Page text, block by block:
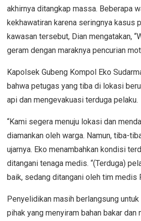
akhirnya ditangkap massa. Beberapa
kekhawatiran karena seringnya kasus
kawasan tersebut, Dian mengatakan,
geram dengan maraknya pencurian
Kapolsek Gubeng Kompol Eko
bahwa petugas yang tiba di lokasi
api dan mengevakuasi terduga pelaku.
“Kami segera menuju lokasi dan
diamankan oleh warga. Namun, tiba-
ujarnya. Eko menambahkan kondisi
ditangani tenaga medis. “(Terduga)
baik, sedang ditangani oleh tim medis
Penyelidikan masih berlangsung
pihak yang menyiram bahan bakar dan